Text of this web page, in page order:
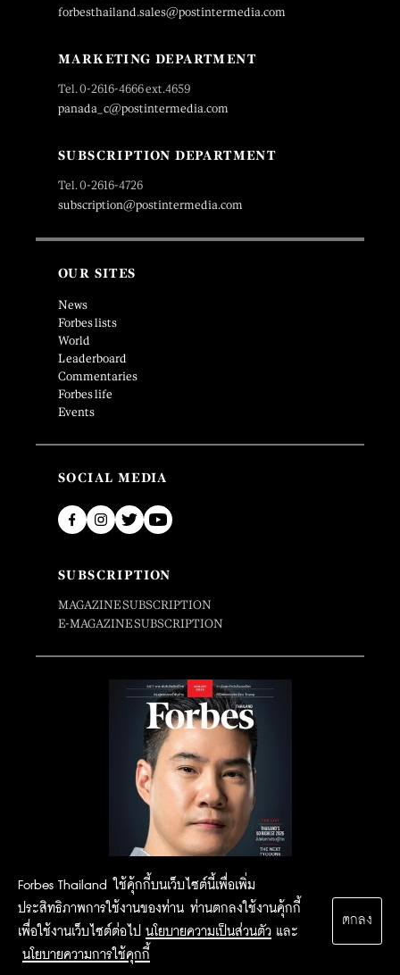
Forbes Thailand ใช้คุ้กกี้บนเว็บไซต์นี้เพื่อเพิ่ม
ประสิทธิภาพการใช้งานของท่าน ท่านตกลงใช้งานคุ้กกี้
เพื่อใช้งานเว็บไซต์ต่อไป นโยบายความเป็นส่วนตัว และ
นโยบายความการใช้คุกกี้
ตกลง
forbesthailand.sales@postintermedia.com
MARKETING DEPARTMENT
Tel. 0-2616-4666 ext.4659
panada_c@postintermedia.com
SUBSCRIPTION DEPARTMENT
Tel. 0-2616-4726
subscription@postintermedia.com
OUR SITES
News
Forbes lists
World
Leaderboard
Commentaries
Forbes life
Events
SOCIAL MEDIA
SUBSCRIPTION
MAGAZINE SUBSCRIPTION
E-MAGAZINE SUBSCRIPTION
2015 Forbesthailand.com ALL RIGHTS RESERVED